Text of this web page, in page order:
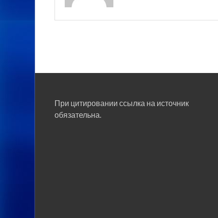
При цитировании ссылка на источник
обязательна.